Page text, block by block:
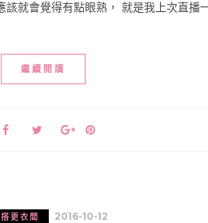
就會覺得有點眼熟， 就是我上次直播
繼續閱讀
更衣間 2016-10-12